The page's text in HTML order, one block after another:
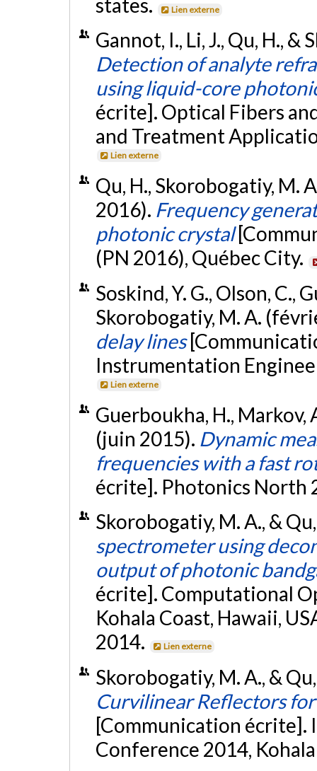
Lien externe
Gannot, I., Li, J., Qu, H.,
Detection of analyte
using liquid-core
écrite]. Optical Fibers
and Treatment
Lien externe
Qu, H., Skorobogatiy, M.
2016). Frequency
photonic crystal
(PN 2016), Québec City.
Soskind, Y. G., Olson, C.,
Skorobogatiy, M. A.
delay lines
Instrumentation
Lien externe
Guerboukha, H., Markov,
(juin 2015). Dynamic
frequencies with a fast
écrite]. Photonics North
Skorobogatiy, M. A., &
spectrometer using
output of photonic
écrite]. Computational
Kohala Coast, Hawaii,
2014.
Lien externe
Skorobogatiy, M. A., &
Curvilinear Reflectors
[Communication
Conference 2014,